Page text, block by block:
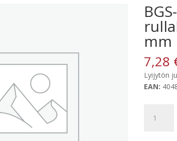
mm
7,28
Lyijytön
EAN:
74508